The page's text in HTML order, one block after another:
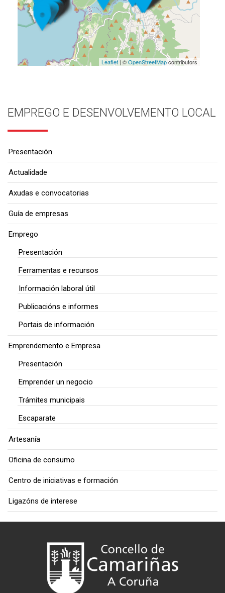
Leaflet| ©OpenStreetMapcontributors
EMPREGO E DESENVOLVEMENTO LOCAL
Presentación
Actualidade
Axudas e convocatorias
Guía de empresas
Emprego
Presentación
Ferramentas e recursos
Información laboral útil
Publicacións e informes
Portais de información
Emprendemento e Empresa
Presentación
Emprender un negocio
Trámites municipais
Escaparate
Artesanía
Oficina de consumo
Centro de iniciativas e formación
Ligazóns de interese